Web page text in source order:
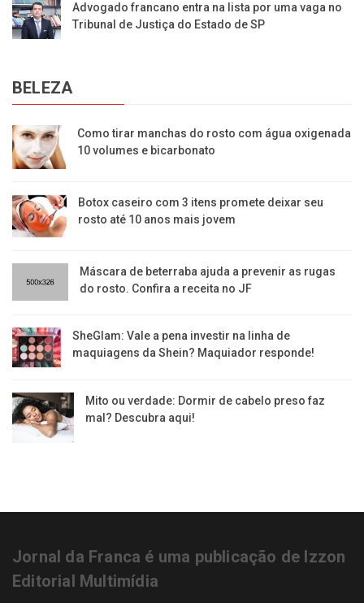
Advogado francano entra na lista por uma vaga no
Tribunal de Justiça do Estado de SP
BELEZA
Como tirar manchas do rosto com água oxigenada
10 volumes e bicarbonato
Botox caseiro com 3 itens promete deixar seu
rosto até 10 anos mais jovem
Máscara de beterraba ajuda a prevenir as rugas
do rosto. Confira a receita no JF
SheGlam: Vale a pena investir na linha de
maquiagens da Shein? Maquiador responde!
Mito ou verdade: Dormir de cabelo preso faz
mal? Descubra aqui!
Jornal da Franca é uma publicação de Izzon
Editorial Multimídia